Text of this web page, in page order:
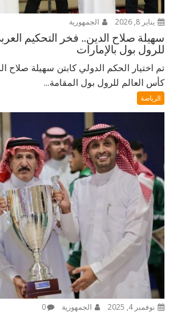
يناير 8, 2026 الجمهورية
سهيلة صلاح الدين.. فخر التحكيم
للرول بول بالإمارات
تم اختيار الحكم الدولي كابتن سهيلة صلاح
كأس العالم للرول بول المقامة...
الرياضة
نوفمبر 4, 2025 الجمهورية 0